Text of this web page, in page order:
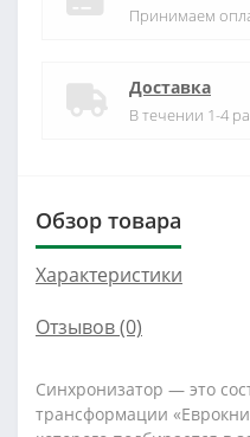
Принимаем
Доставка
В течении 1-4
Обзор товара
Характеристики
Отзывов (0)
Синхронизатор — это
трансформации